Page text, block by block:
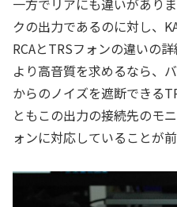
一方でリアにも違いがあり
クの出力であるのに対し、
RCAとTRSフォンの違いの
より高音質を求めるなら、
からのノイズを遮断できる
ともこの出力の接続先のモ
ォンに対応していることが